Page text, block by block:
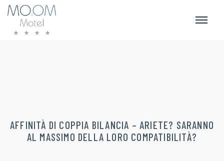
AFFINITÀ DI COPPIA BILANCIA – ARIETE? SARANNO
AL MASSIMO DELLA LORO COMPATIBILITÀ?